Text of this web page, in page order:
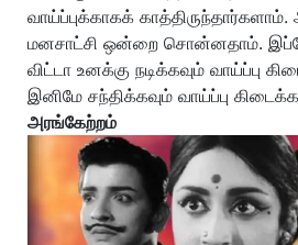
வாய்ப்புக்காகக்
மனசாட்சி ஒன்றை சொன்னதாம்.
விட்டா உனக்கு நடிக்கவும் வாய்ப்பு
இனிமே சந்திக்கவும் வாய்ப்பு
அரங்கேற்றம்